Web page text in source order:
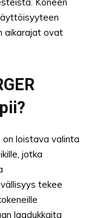
aikarajat ovat
on loistava valinta
jotka
tekee
laadukkaita